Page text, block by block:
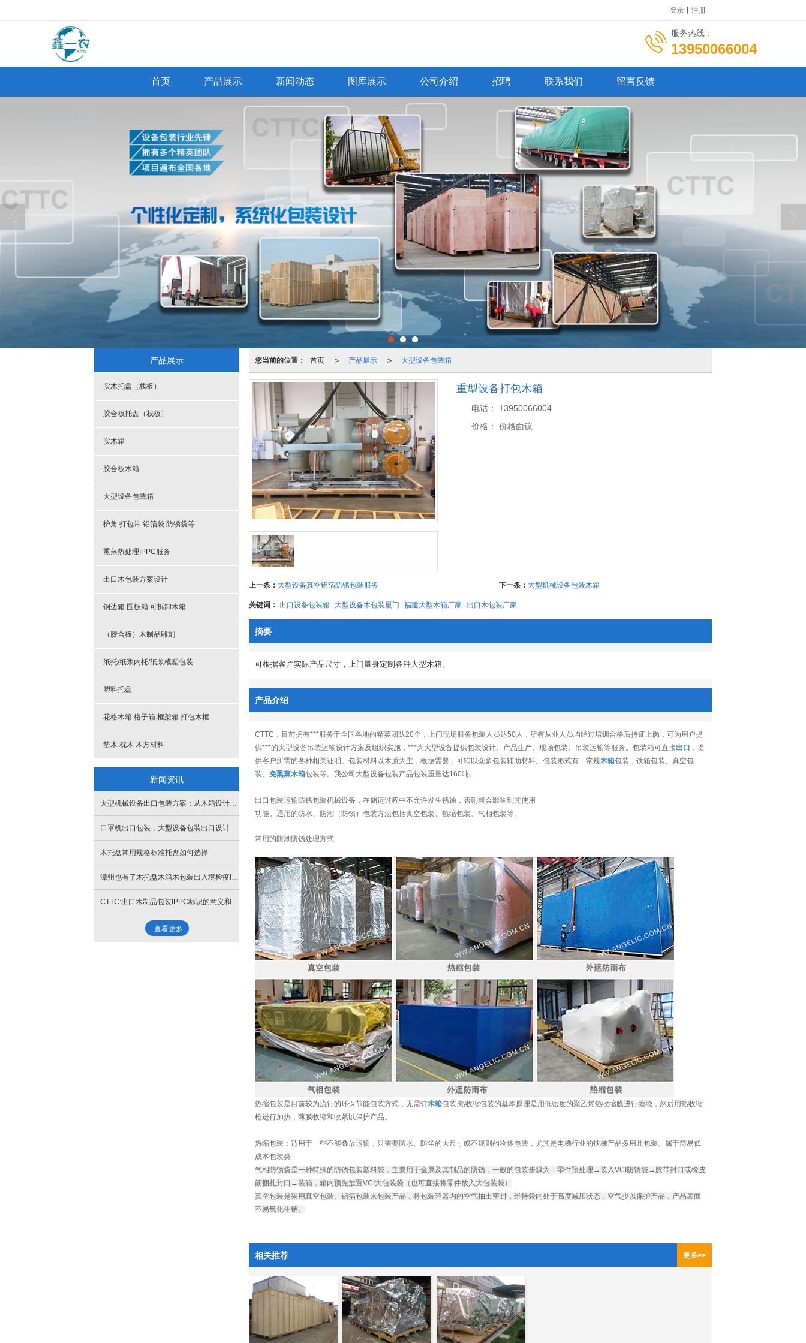
登录 注册
服务热线：
13950066004
首页 产品展示 新闻动态 图库展示 公司介绍 招聘 联系我们 留言反馈
您当前的位置： 首页 > 产品展示 > 大型设备包装箱
重型设备打包木箱
电话：
13950066004
价格：
价格面议
上一条： 大型设备真空铝箔防锈包装服务 下一条： 大型机械设备包装木箱
关键词： 出口设备包装箱 大型设备木包装厦门 福建大型木箱厂家 出口木包装厂家
摘要
可根据客户实际产品尺寸，上门量身定制各种大型木箱。
产品介绍
CTTC，目前拥有***服务于全国各地的精英团队20个，上门现场服务包装人员达50人，所有从业人员均经过培训合格后持证上岗，可为用户提
供***的大型设备吊装运输设计方案及组织实施，***为大型设备提供包装设计、产品生产、现场包装、吊装运输等服务。包装箱可直接出口 ，提
供客户所需的各种相关证明。包装材料以木质为主，根据需要，可辅以众多包装辅助材料。包装形式有：常规木箱包装，铁箱包装、真空包
装、 免熏蒸木箱包装等。我公司大型设备包装产品包装重量达160吨。
出口包装运输防锈包装机械设备，在储运过程中不允许发生锈蚀，否则就会影响到其使用
功能。通用的防水、防潮（防锈）包装方法包括真空包装、热缩包装、气相包装等。
常用的防潮防锈处理方式
热缩包装是目前较为流行的环保节能包装方式，无需钉木箱包装,热收缩包装的基本原理是用低密度的聚乙烯热收缩膜进行缠绕，然后用热收缩
枪进行加热，薄膜收缩和收紧以保护产品。
热缩包装：适用于一些不能叠放运输，只需要防水、防尘的大尺寸或不规则的物体包装，尤其是电梯行业的扶梯产品多用此包装。属于简易低
成本包装类
气相防锈袋是一种特殊的防锈包装塑料袋，主要用于金属及其制品的防锈，一般的包装步骤为：零件预处理→装入VCI防锈袋→胶带封口或橡皮
筋捆扎封口→装箱，箱内预先放置VCI大包装袋（也可直接将零件放入大包装袋）
真空包装是采用真空包装、铝箔包装来包装产品，将包装容器内的空气抽出密封，维持袋内处于高度减压状态，空气少以保护产品，产品表面
不易氧化生锈。
相关推荐 更多>>
产品展示
实木托盘（栈板）
胶合板托盘（栈板）
实木箱
胶合板木箱
大型设备包装箱
护角 打包带 铝箔袋 防锈袋等
熏蒸热处理IPPC服务
出口木包装方案设计
钢边箱 围板箱 可拆卸木箱
（胶合板）木制品雕刻
纸托/纸浆内托/纸浆模塑包装
塑料托盘
花格木箱 格子箱 框架箱 打包木框
垫木 枕木 木方材料
新闻资讯
大型机械设备出口包装方案：从木箱设计到海运包装全流程
口罩机出口包装，大型设备包装出口设计安装
木托盘常用规格标准托盘如何选择
漳州也有了木托盘木箱木包装出入境检疫IPPC厂家
CTTC:出口木制品包装IPPC标识的意义和必要性
查看更多